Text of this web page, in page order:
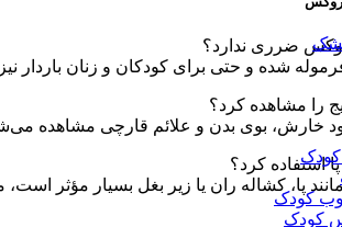
کودک
کودک
کودک
فرموله شده و حتی برای کودکان و زنان
پا، کشاله ران یا زیر بغل بسیار مؤثر